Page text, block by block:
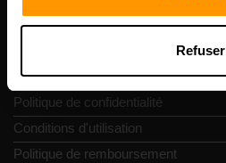
Refuser
Contacts
Politique de confidentialité
Conditions d'utilisation
Politique de remboursement